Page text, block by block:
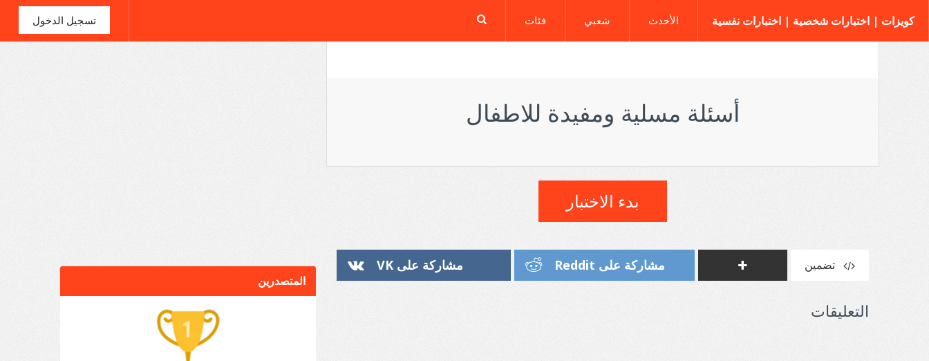
كويزات | اختبارات شخصية | اختبارات نفسية الأحدث شعبي فئات تسجيل الدخول
أسئلة مسلية ومفيدة للاطفال
بدء الاختبار
مشاركة على VK مشاركة على Reddit تضمين
التعليقات
المتصدرين